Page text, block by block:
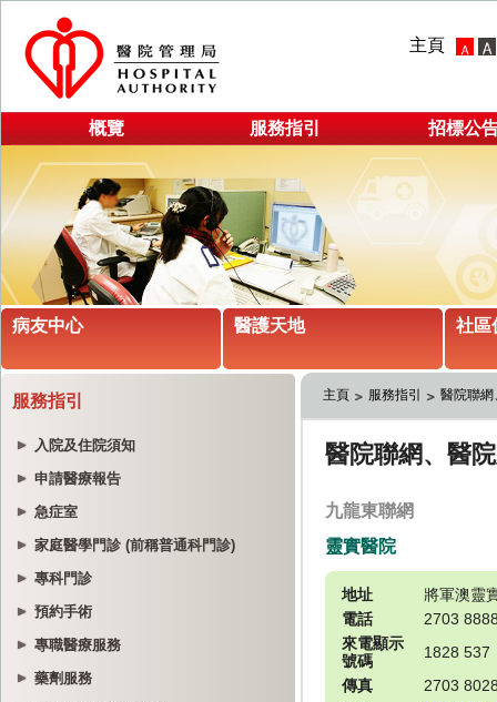
主頁
概覽 服務指引 招標公
病友中心 醫護天地 社區
服務指引
入院及住院須知
申請醫療報告
急症室
家庭醫學門診 (前稱普通科門診)
專科門診
預約手術
專職醫療服務
藥劑服務
主頁 服務指引 醫院聯網